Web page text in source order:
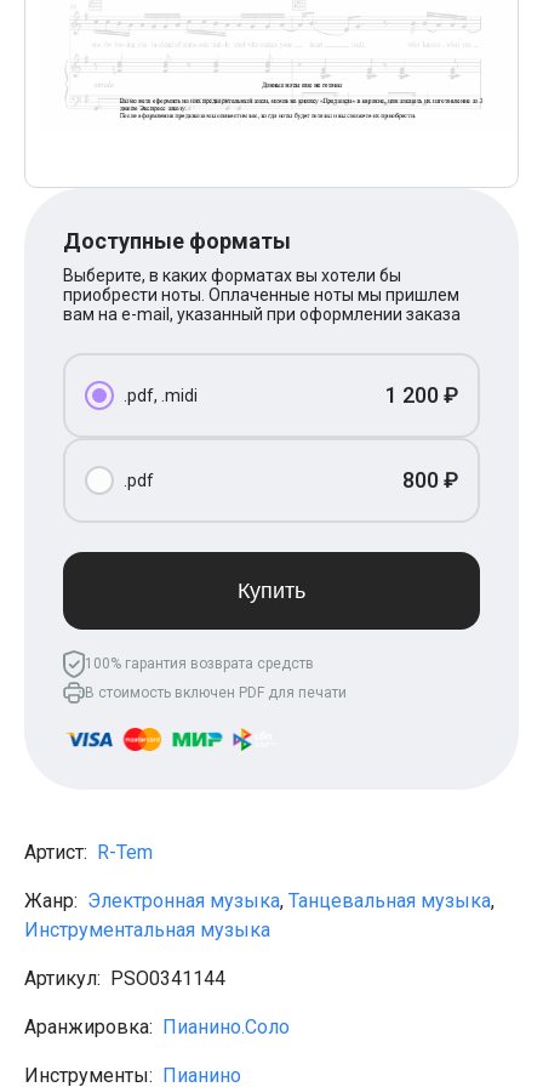
XOLIDAYBOY
Ваня Дмитриенко
Анна Герман
Полина Гагарина
HammAli & Navai
Billie Eilish
Макс Корж
Алена Швец
Руки Вверх
Тима Белорусских
Олег Газманов
Леонид Агутин
Клава Кока
Владимир Пресняков
Мари Краймбрери
Лариса Долина
Саундтреки
Аккорды для начинающих
Алёна Швец
Земфира
Сплин
Агата Кристи
Чиж
Гражданская оборона
KSB
Доступные форматы
Выберите, в каких форматах вы хотели бы
приобрести ноты. Оплаченные ноты мы пришлем
вам на e-mail, указанный при оформлении заказа
.pdf, .midi 1 200 ₽
.pdf 800 ₽
Купить
100% гарантия возврата средств
В стоимость включен PDF для печати
Артист: R-Tem
Жанр: Электронная музыка, Танцевальная музыка,
Инструментальная музыка
Артикул: PSO0341144
Аранжировка: Пианино.Соло
Инструменты: Пианино